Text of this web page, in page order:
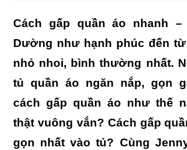
Cách gấp quần áo nhanh
Dường như hạnh phúc đến
nhỏ nhoi, bình thường nhất.
tủ quần áo ngăn nắp, gọn
cách gấp quần áo như thế
thật vuông vắn? Cách gấp
gọn nhất vào tủ? Cùng